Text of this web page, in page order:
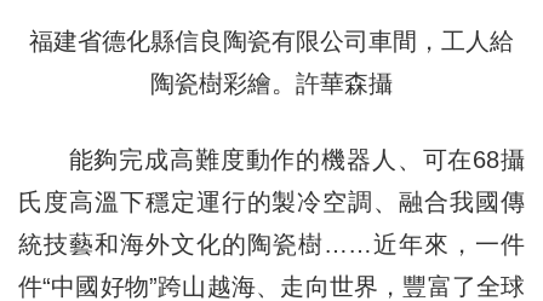
福建省德化縣信良陶瓷有限公司車間，工人給
陶瓷樹彩繪。許華森攝
能夠完成高難度動作的機器人、可在68攝
氏度高溫下穩定運行的製冷空調、融合我國傳
統技藝和海外文化的陶瓷樹……近年來，一件
件“中國好物”跨山越海、走向世界，豐富了全球